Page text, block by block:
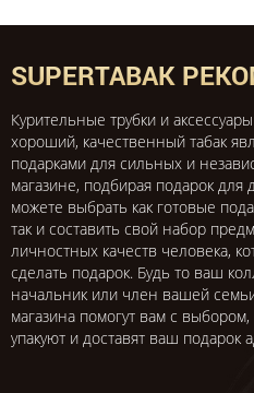
SUPERTABAK
Курительные трубки и
хороший, качественный табак
подарками для сильных и
магазине, подбирая подарок для
можете выбрать как готовые
так и составить свой набор
личностных качеств человека,
сделать подарок. Будь то ваш
начальник или член вашей
магазина помогут вам с
упакуют и доставят ваш подарок